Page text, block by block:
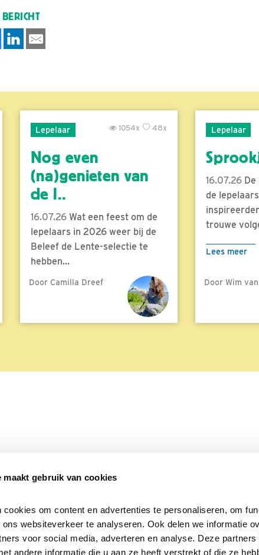
maakt gebruik van cookies
cookies om content en advertenties te personaliseren, om
ons websiteverkeer te analyseren. Ook delen we informatie
voor social media, adverteren en analyse. Deze
andere informatie die u aan ze heeft verstrekt of die ze
Lepelaar 48x
1054x
Nog even
(na)genieten van
de l..
16.07.26Wat een feest om de
lepelaars in 2026 weer bij de
Beleef de Lente-selectie te
hebben...
Lees meer
Door Camilla Dreef
Lepelaar
16.07.26
de
trouwe
Lees meer
Door Wim